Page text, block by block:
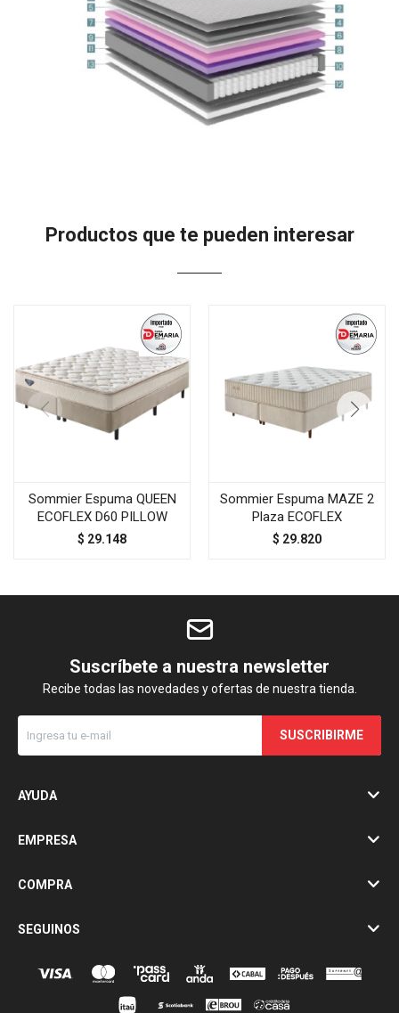
Productos que te pueden interesar
Sommier Espuma QUEEN
ECOFLEX D60 PILLOW
$ 29.148
Sommier Espuma MAZE 2
Plaza ECOFLEX
$ 29.820
Suscríbete a nuestra newsletter
Recibe todas las novedades y ofertas de nuestra tienda.
SUSCRIBIRME
AYUDA
EMPRESA
COMPRA
SEGUINOS